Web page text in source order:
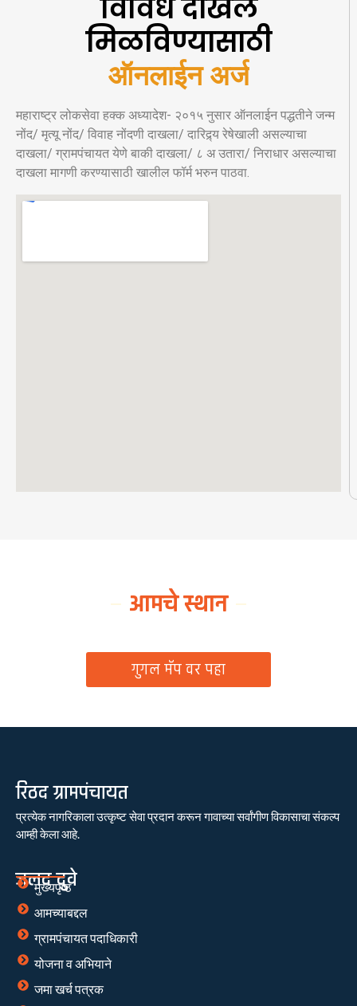
विविध दाखले
मिळविण्यासाठी
ऑनलाईन अर्ज
महाराष्ट्र लोकसेवा हक्क अध्यादेश- २०१५ नुसार ऑनलाईन पद्धतीने जन्म
नोंद/ मृत्यू नोंद/ विवाह नोंदणी दाखला/ दारिद्र्य रेषेखाली असल्याचा
दाखला/ ग्रामपंचायत येणे बाकी दाखला/ ८ अ उतारा/ निराधार असल्याचा
दाखला मागणी करण्यासाठी खालील फॉर्म भरुन पाठवा.
आमचे स्थान
गुगल मॅप वर पहा
रिठद ग्रामपंचायत
प्रत्येक नागरिकाला उत्कृष्ट सेवा प्रदान करून गावाच्या सर्वांगीण विकासाचा संकल्प
आम्ही केला आहे.
जलद दुवे
मुख्यपृष्ठ
आमच्याबद्दल
ग्रामपंचायत पदाधिकारी
योजना व अभियाने
जमा खर्च पत्रक